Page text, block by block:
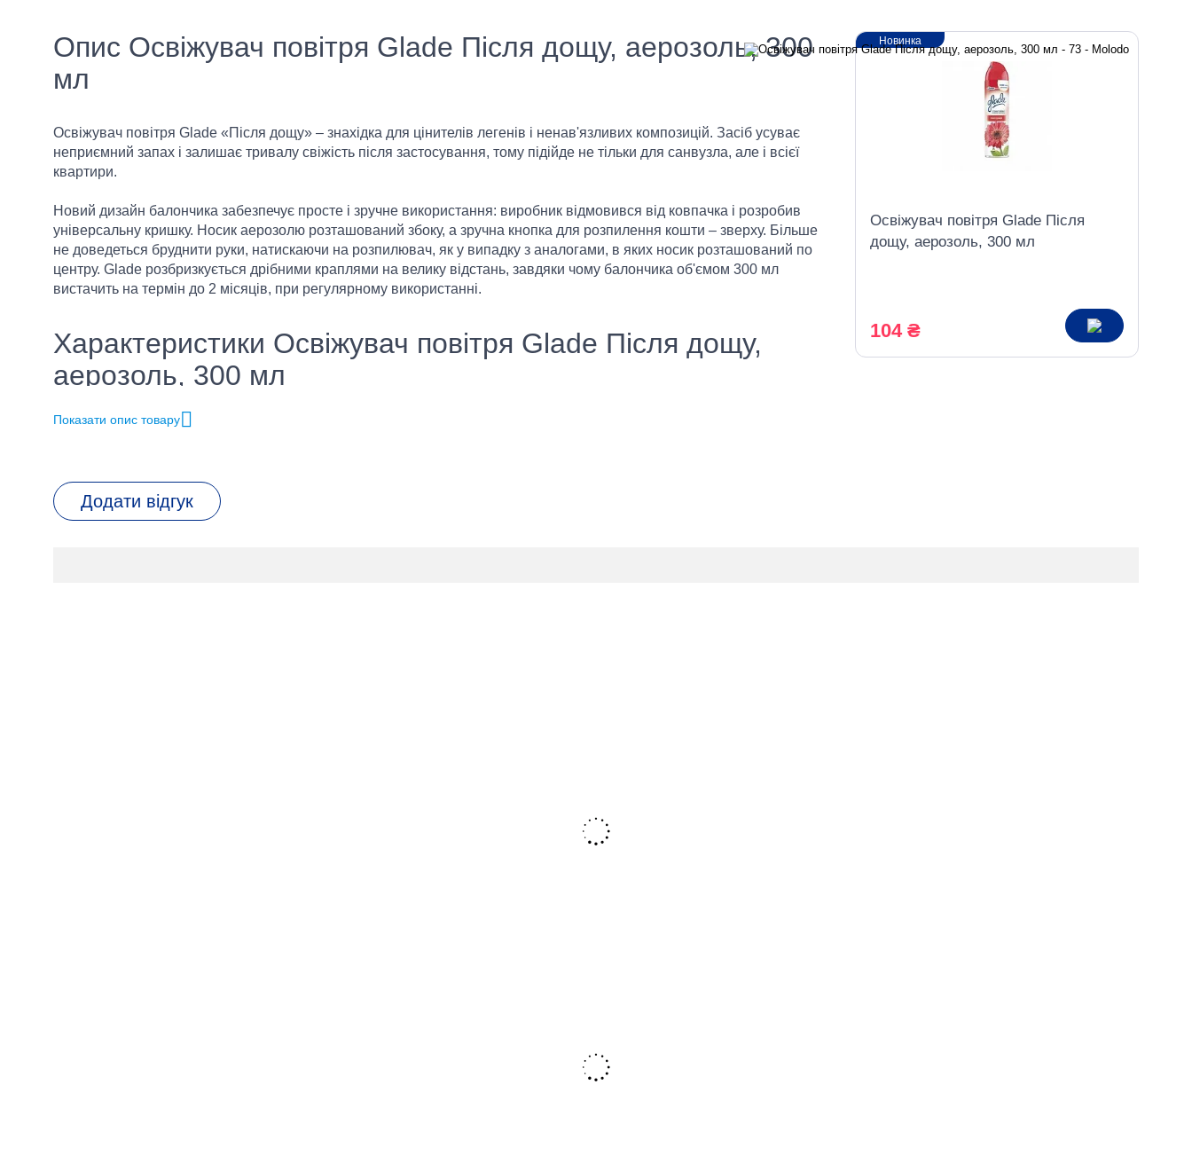
Опис Освіжувач повітря Glade Після дощу, аерозоль, 300
мл
Освіжувач повітря Glade «Після дощу» – знахідка для цінителів легенів і ненав'язливих композицій. Засіб усуває
неприємний запах і залишає тривалу свіжість після застосування, тому підійде не тільки для санвузла, але і всієї
квартири.
Новий дизайн балончика забезпечує просте і зручне використання: виробник відмовився від ковпачка і розробив
універсальну кришку. Носик аерозолю розташований збоку, а зручна кнопка для розпилення кошти – зверху. Більше
не доведеться бруднити руки, натискаючи на розпилювач, як у випадку з аналогами, в яких носик розташований по
центру. Glade розбризкується дрібними краплями на велику відстань, завдяки чому балончика об'ємом 300 мл
вистачить на термін до 2 місяців, при регулярному використанні.
Характеристики Освіжувач повітря Glade Після дощу,
аерозоль, 300 мл
Бренд
Різновид товару
Показати опис товару
Додати відгук
Освіжувач повітря Glade Після
дощу, аерозоль, 300 мл
104 ₴
Новинка